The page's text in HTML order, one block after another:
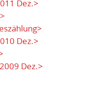
Dez.>
Dez.>
Dez.>